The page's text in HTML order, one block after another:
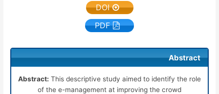
DOI
PDF
Abstract
Abstract: This descriptive study aimed to identify the role
of the e-management at improving the crowd